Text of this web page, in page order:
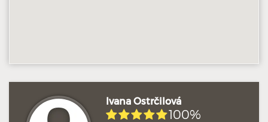
Ivana Ostrčilová
100%